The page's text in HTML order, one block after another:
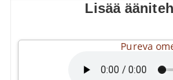
Lisää
Pureva